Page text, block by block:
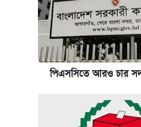
পিএসসিতে আরও চার